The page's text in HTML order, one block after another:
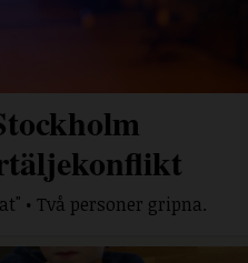
• Två personer gripna.